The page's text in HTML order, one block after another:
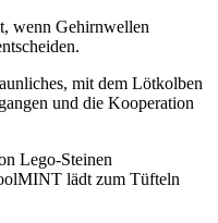
wenn Gehirnwellen
mit dem Lötkolben
und die Kooperation
Lego-Steinen
lädt zum Tüfteln